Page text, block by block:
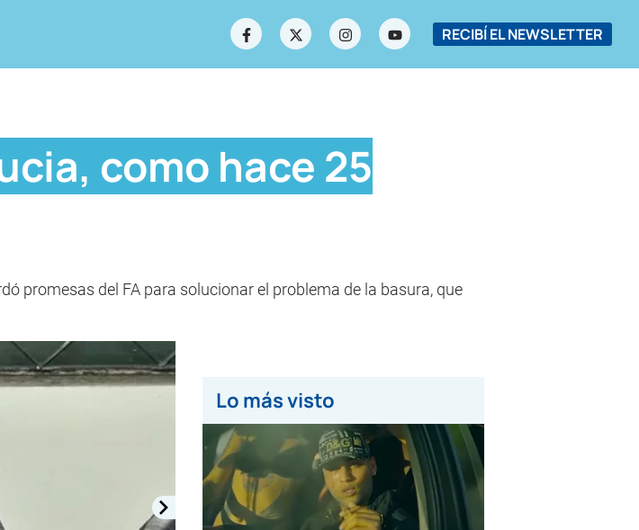
RECIBÍ EL NEWSLETTER
como hace 25
promesas del FA para solucionar el problema de la basura, que
Lo más visto